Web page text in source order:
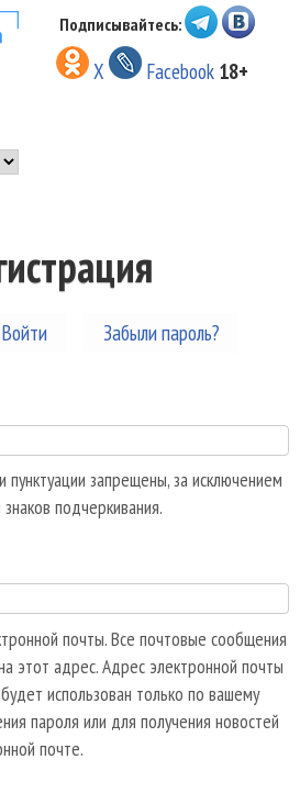
к основному
содержанию
Подписывайтесь:
X Facebook 18+
вкладка)
Войти Забыли пароль?
запрещены, за исключением
подчеркивания.
почты. Все почтовые сообщения
этот адрес. Адрес электронной почты
использован только по вашему
пароля или для получения новостей
почте.